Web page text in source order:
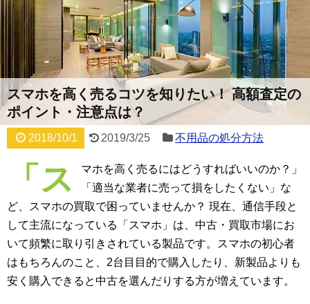
スマホを高く売るコツを知りたい！ 高額査定の
ポイント・注意点は？
2018/10/1 2019/3/25 不用品の処分方法
「ス
マホを高く売るにはどうすればいいのか？」
「適当な業者に売って損をしたくない」な
ど、スマホの買取で困っていませんか？ 現在、通信手段と
して主流になっている「スマホ」は、中古・買取市場にお
いて頻繁に取り引きされている製品です。スマホの初心者
はもちろんのこと、2台目目的で購入したり、新製品よりも
安く購入できると中古を選んだりする方が増えています。